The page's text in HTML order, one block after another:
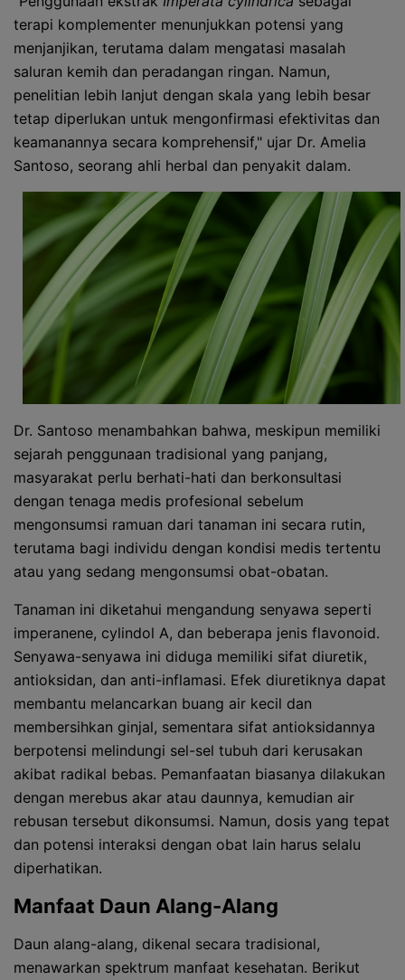
terapi komplementer menunjukkan potensi yang
menjanjikan, terutama dalam mengatasi masalah
saluran kemih dan peradangan ringan. Namun,
penelitian lebih lanjut dengan skala yang lebih besar
tetap diperlukan untuk mengonfirmasi efektivitas dan
keamanannya secara komprehensif," ujar Dr. Amelia
Santoso, seorang ahli herbal dan penyakit dalam.
Dr. Santoso menambahkan bahwa, meskipun memiliki
sejarah penggunaan tradisional yang panjang,
masyarakat perlu berhati-hati dan berkonsultasi
dengan tenaga medis profesional sebelum
mengonsumsi ramuan dari tanaman ini secara rutin,
terutama bagi individu dengan kondisi medis tertentu
atau yang sedang mengonsumsi obat-obatan.
Tanaman ini diketahui mengandung senyawa seperti
imperanene, cylindol A, dan beberapa jenis flavonoid.
Senyawa-senyawa ini diduga memiliki sifat diuretik,
antioksidan, dan anti-inflamasi. Efek diuretiknya dapat
membantu melancarkan buang air kecil dan
membersihkan ginjal, sementara sifat antioksidannya
berpotensi melindungi sel-sel tubuh dari kerusakan
akibat radikal bebas. Pemanfaatan biasanya dilakukan
dengan merebus akar atau daunnya, kemudian air
rebusan tersebut dikonsumsi. Namun, dosis yang tepat
dan potensi interaksi dengan obat lain harus selalu
diperhatikan.
Manfaat Daun Alang-Alang
Daun alang-alang, dikenal secara tradisional,
menawarkan spektrum manfaat kesehatan. Berikut